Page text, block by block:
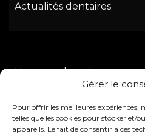
Gérer le
Pour offrir les meilleures expériences,
telles que les cookies pour stocker et/
appareils. Le fait de consentir à ces
Actualités dentaires
Urgence dentaire
Soins dentaires
Esthétique dentaire
Chirurgie dentaire